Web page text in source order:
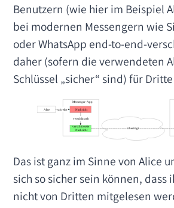
Benutzern (wie hier im Beispiel
bei modernen Messengern wie
oder WhatsApp end-to-end-
daher (sofern die verwendeten
Schlüssel „sicher“ sind) für
Das ist ganz im Sinne von Alice
sich so sicher sein können, dass
nicht von Dritten mitgelesen